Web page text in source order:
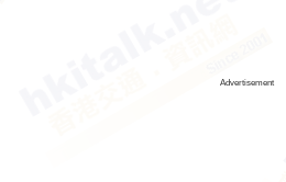
Advertisement